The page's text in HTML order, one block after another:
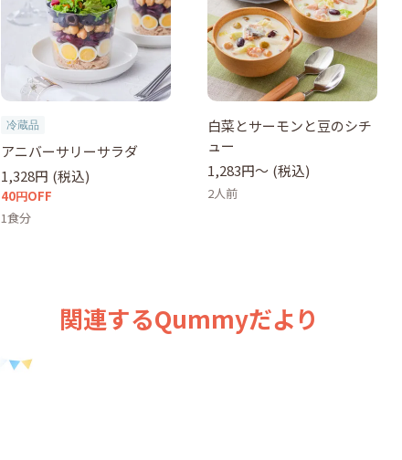
冷蔵品
アニバーサリーサラダ
1,328円 (税込)
40円OFF
1食分
白菜とサーモンと豆のシチ
ュー
1,283円〜 (税込)
2人前
関連するQummyだより